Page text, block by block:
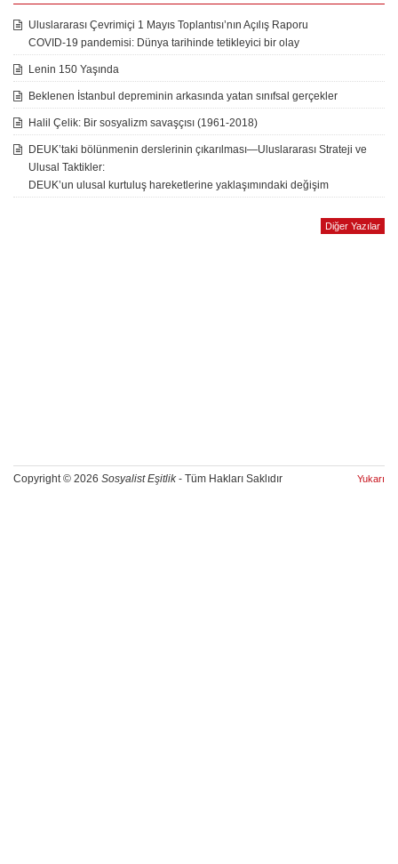
Uluslararası Çevrimiçi 1 Mayıs Toplantısı’nın Açılış Raporu
COVID-19 pandemisi: Dünya tarihinde tetikleyici bir olay
Lenin 150 Yaşında
Beklenen İstanbul depreminin arkasında yatan sınıfsal gerçekler
Halil Çelik: Bir sosyalizm savaşçısı (1961-2018)
DEUK’taki bölünmenin derslerinin çıkarılması—Uluslararası Strateji ve
Ulusal Taktikler:
DEUK’un ulusal kurtuluş hareketlerine yaklaşımındaki değişim
Diğer Yazılar
Copyright © 2026 Sosyalist Eşitlik- Tüm Hakları Saklıdır Yukarı